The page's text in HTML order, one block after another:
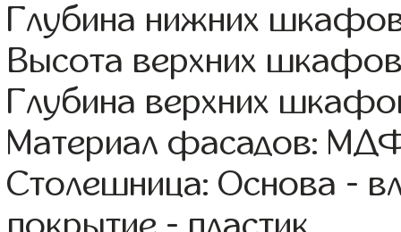
Глубина нижних
Высота верхних
Глубина верхних
Материал фасадов:
Столешница: Основа -